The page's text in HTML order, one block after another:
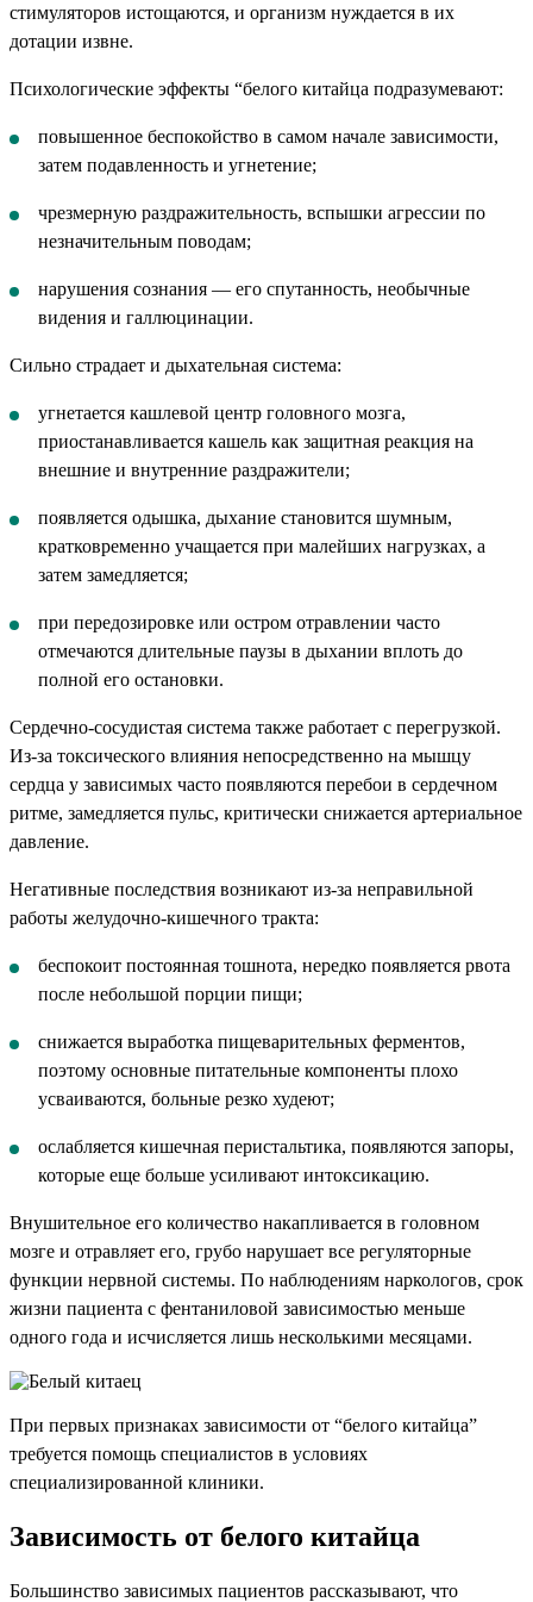
стимуляторов истощаются, и организм нуждается в их
дотации извне.
Психологические эффекты “белого китайца подразумевают:
повышенное беспокойство в самом начале зависимости,
затем подавленность и угнетение;
чрезмерную раздражительность, вспышки агрессии по
незначительным поводам;
нарушения сознания — его спутанность, необычные
видения и галлюцинации.
Сильно страдает и дыхательная система:
угнетается кашлевой центр головного мозга,
приостанавливается кашель как защитная реакция на
внешние и внутренние раздражители;
появляется одышка, дыхание становится шумным,
кратковременно учащается при малейших нагрузках, а
затем замедляется;
при передозировке или остром отравлении часто
отмечаются длительные паузы в дыхании вплоть до
полной его остановки.
Сердечно-сосудистая система также работает с перегрузкой.
Из-за токсического влияния непосредственно на мышцу
сердца у зависимых часто появляются перебои в сердечном
ритме, замедляется пульс, критически снижается артериальное
давление.
Негативные последствия возникают из-за неправильной
работы желудочно-кишечного тракта:
беспокоит постоянная тошнота, нередко появляется рвота
после небольшой порции пищи;
снижается выработка пищеварительных ферментов,
поэтому основные питательные компоненты плохо
усваиваются, больные резко худеют;
ослабляется кишечная перистальтика, появляются запоры,
которые еще больше усиливают интоксикацию.
Внушительное его количество накапливается в головном
мозге и отравляет его, грубо нарушает все регуляторные
функции нервной системы. По наблюдениям наркологов, срок
жизни пациента с фентаниловой зависимостью меньше
одного года и исчисляется лишь несколькими месяцами.
При первых признаках зависимости от “белого китайца”
требуется помощь специалистов в условиях
специализированной клиники.
Зависимость от белого китайца
Большинство зависимых пациентов рассказывают, что